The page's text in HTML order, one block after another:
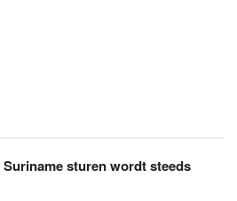
sturen wordt steeds